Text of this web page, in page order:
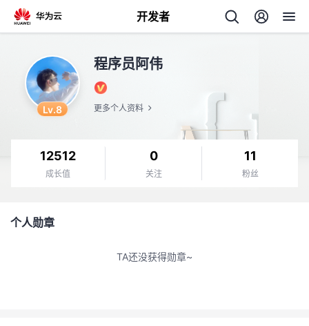
开发者
Lv.8
程序员阿伟
更多个人资料
12512
成长值
0
关注
11
粉丝
个人勋章
TA还没获得勋章~